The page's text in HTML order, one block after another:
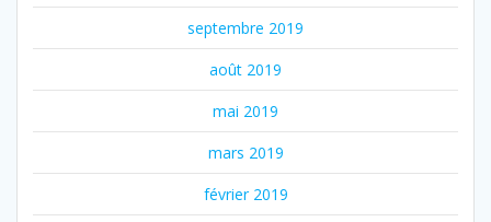
septembre 2019
août 2019
mai 2019
mars 2019
février 2019